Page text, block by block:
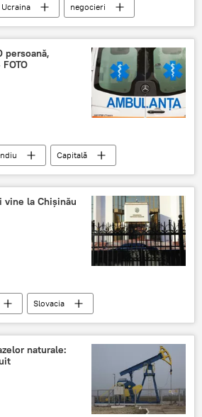
negocieri
Ucraina
persoană,
Capitală
martie
vine la Chișinău
Slovacia
Sandu
discuție
Moldovanaturale: